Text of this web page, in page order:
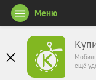
ещё
Меню